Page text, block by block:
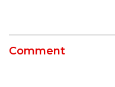
Comment